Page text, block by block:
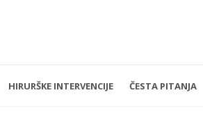
19:00
+381 11 3610 651
HIRURŠKE INTERVENCIJE ČESTA PITANJA